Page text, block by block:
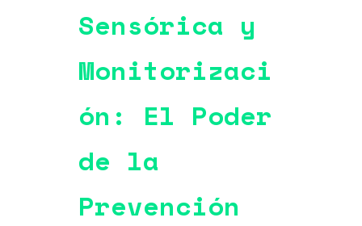
Sensórica y
Monitorizaci
ón: El Poder
de la
Prevención